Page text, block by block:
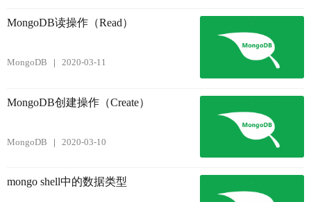
MongoDB读操作（Read）
MongoDB 2020-03-11
MongoDB创建操作（Create）
MongoDB 2020-03-10
mongo shell中的数据类型